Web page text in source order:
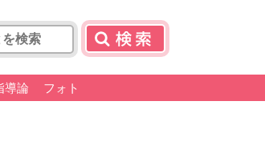
導論 フォト